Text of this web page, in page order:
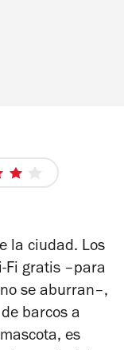
la ciudad. Los
Fi gratis –para
se aburran–,
barcos a
es